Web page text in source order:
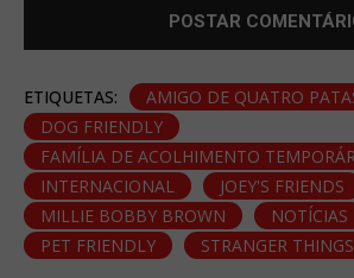
ETIQUETAS: AMIGO DE QUATRO
DOG FRIENDLY
FAMÍLIA DE ACOLHIMENTO
INTERNACIONAL
JOEY'S FRIENDS
MILLIE BOBBY BROWN
NOTÍCIAS
PET FRIENDLY
STRANGER THINGS